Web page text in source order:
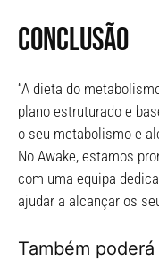
Conclusão
“A dieta do
plano estruturado e
o seu metabolismo e
No Awake, estamos
com uma equipa
ajudar a alcançar os
Também